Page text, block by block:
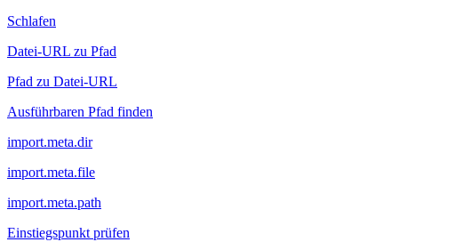
Schlafen
Datei-URL zu Pfad
Pfad zu Datei-URL
Ausführbaren Pfad finden
import.meta.dir
import.meta.file
import.meta.path
Einstiegspunkt prüfen